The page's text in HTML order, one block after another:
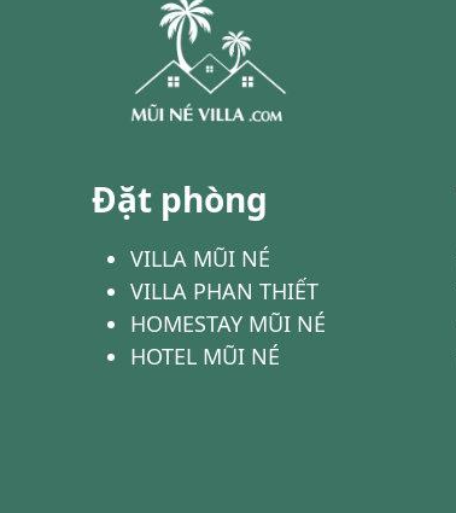
Đặt phòng
VILLA MŨI NÉ
VILLA PHAN THIẾT
HOMESTAY MŨI NÉ
HOTEL MŨI NÉ